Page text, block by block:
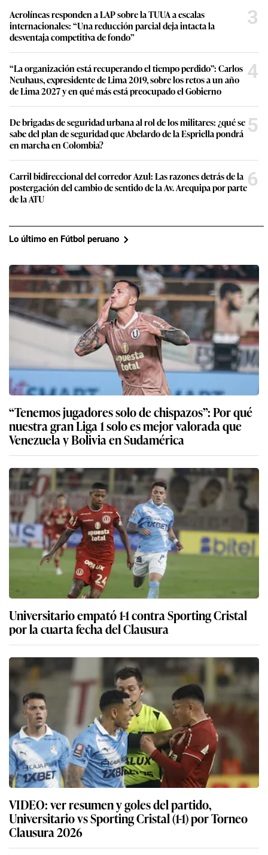
Aerolíneas responden a LAP sobre la TUUA a escalas
internacionales: “Una reducción parcial deja intacta la
desventaja competitiva de fondo”
3
“La organización está recuperando el tiempo perdido”: Carlos
Neuhaus, expresidente de Lima 2019, sobre los retos a un año
de Lima 2027 y en qué más está preocupado el Gobierno
4
De brigadas de seguridad urbana al rol de los militares: ¿qué se
sabe del plan de seguridad que Abelardo de la Espriella pondrá
en marcha en Colombia?
5
Carril bidireccional del corredor Azul: Las razones detrás de la
postergación del cambio de sentido de la Av. Arequipa por parte
de la ATU
6
Lo último en Fútbol peruano
“Tenemos jugadores solo de chispazos”: Por qué
nuestra gran Liga 1 solo es mejor valorada que
Venezuela y Bolivia en Sudamérica
Universitario empató 1-1 contra Sporting Cristal
por la cuarta fecha del Clausura
VIDEO: ver resumen y goles del partido,
Universitario vs Sporting Cristal (1-1) por Torneo
Clausura 2026